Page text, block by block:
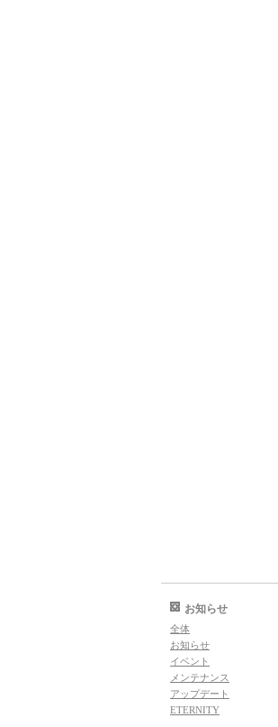
お知らせ
全体
お知らせ
イベント
メンテナンス
アップデート
ETERNITY